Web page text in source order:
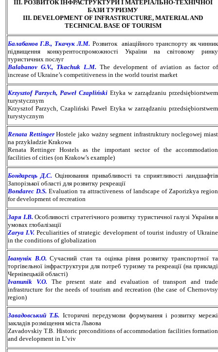
ІІІ. РОЗВИТОК ІНФРАСТРУКТУРИ І МАТЕРІАЛЬНО-ТЕХНІЧНОЇ
БАЗИ ТУРИЗМУ
ІІІ. DEVELOPMENT OF INFRASTRUCTURE, MATERIAL AND
TECHNICAL BASE OF TOURISM
Балабанов Г.В., Ткачук Л.М. Розвиток авіаційного транспорту як чинник
підвищення конкурентоспроможності України на світовому ринку
туристичних послуг
Balabanov G.V., Tkachuk L.M. The development of aviation as factor of
increase of Ukraine’s competitiveness in the world tourist market
Krzysztof Parzych, Paweł Czapliński Etyka w zarządzaniu przedsiębiorstwem
turystycznym
Krzysztof Parzych, Czapliński Paweł Etyka w zarządzaniu przedsiębiorstwem
turystycznym
Renata RettingerHostele jako ważny segment infrastruktury noclegowej miast
na przykładzie Krakowa
Renata Rettinger Hostels as the important sector of the accommodation
facilities of cities (on Krakow’s example)
Бондарець Д.С. Оцінювання привабливості та сприятливості ландшафтів
Запорізької області для розвитку рекреації
Bondarec D.S. Evaluation та attractiveness of landscape of Zaporizkya region
for development of recreation
Заря І.В. Особливості стратегічного розвитку туристичної галузі України в
умовах глобалізації
Zarya I.V.Peculiarities of strategic development of tourist industry of Ukraine
in the conditions of globalization
Іванунік В.О.Сучасний стан та оцінка рівня розвитку транспортної та
торгівельної інфраструктури для потреб туризму та рекреації (на прикладі
Чернівецькій області)
Ivanunik V.О. The present state and evaluation of transport and trade
infrastructure for the needs of tourism and recreation (the case of Chernovtsy
region)
Завадовський Т.Б. Історичні передумови формування і розвитку мережі
закладів розміщення міста Львова
Zavadovskiy T.B. Historic preconditions of accommodation facilities formation
and development in L’viv